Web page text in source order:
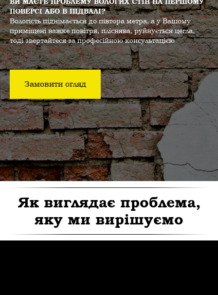
ПОВЕРСІ АБО В ПІДВАЛІ?
Вологість піднімається до півтора метра, а у Вашому
приміщені важке повітря, пліснява, руйнується цегла,
тоді звертайтеся за професійною консультацією
Замовити огляд
Як виглядає проблема,
яку ми вирішуємо